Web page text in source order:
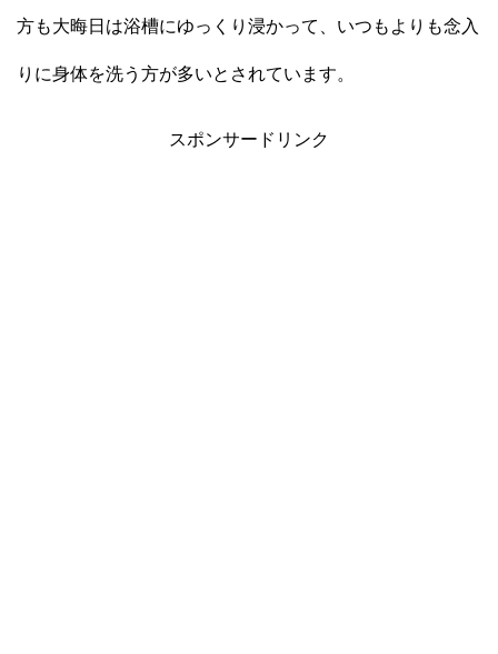
方も大晦日は浴槽にゆっくり浸かって、いつもよりも念入
りに身体を洗う方が多いとされています。
スポンサードリンク